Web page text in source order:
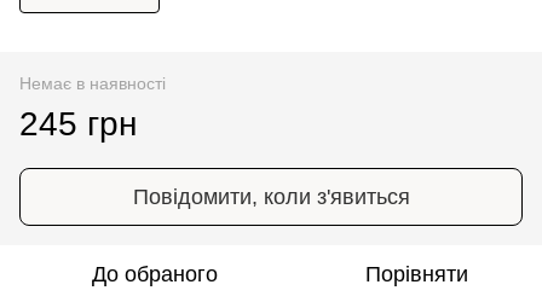
Немає в наявності
245 грн
Повідомити, коли з'явиться
До обраного Порівняти